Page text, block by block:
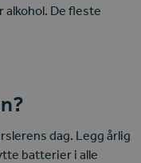
alkohol. De fleste
dag. Legg årlig
batterier i alle